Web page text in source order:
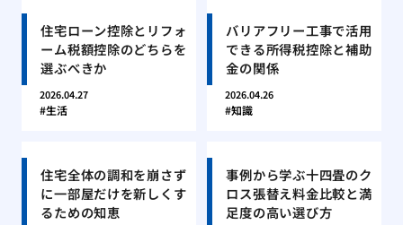
住宅ローン控除とリフォ
ーム税額控除のどちらを
選ぶべきか
2026.04.27
生活
バリアフリー工事で活用
できる所得税控除と補助
金の関係
2026.04.26
知識
住宅全体の調和を崩さず
に一部屋だけを新しくす
るための知恵
事例から学ぶ十四畳のク
ロス張替え料金比較と満
足度の高い選び方